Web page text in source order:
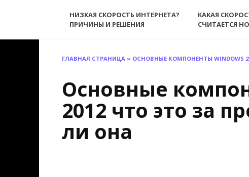
НИЗКАЯ СКОРОСТЬ ИНТЕРНЕТА?
ПРИЧИНЫ И РЕШЕНИЯ
КАКАЯ
СЧИТАЕТСЯ
ГЛАВНАЯ СТРАНИЦА » ОСНОВНЫЕ КОМПОНЕНТЫ WINDOWS
Основные
2012 что это за
ли она